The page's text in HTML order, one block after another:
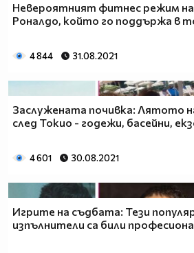
Невероятният фитнес режим
Роналдо, който го поддържа в
4 844 31.08.2021
Заслужената почивка: Лятото
след Токио - годежи, басейни,
4 601 30.08.2021
Игрите на съдбата: Тези
изпълнители са били